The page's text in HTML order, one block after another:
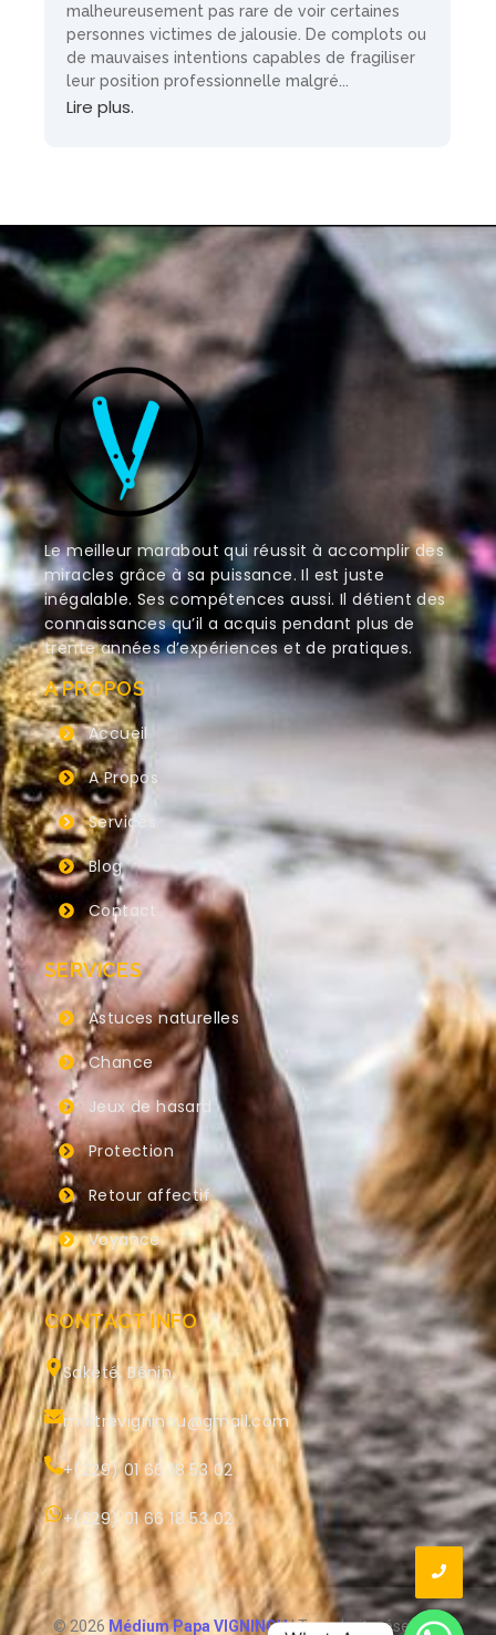
malheureusement pas rare de voir certaines
personnes victimes de jalousie. De complots ou
de mauvaises intentions capables de fragiliser
leur position professionnelle malgré...
Lire plus.
Le meilleur marabout qui réussit à accomplir des
miracles grâce à sa puissance. Il est juste
inégalable. Ses compétences aussi. Il détient des
connaissances qu’il a acquis pendant plus de
trente années d’expériences et de pratiques.
A PROPOS
Accueil
A Propos
Services
Blog
Contact
SERVICES
Astuces naturelles
Chance
Jeux de hasard
Protection
Retour affectif
Voyance
CONTACT INFO
Sakété, Bénin.
maitrevigninou@gmail.com
+(229) 01 66 18 53 02
+(229) 01 66 18 53 02
© 2026 Médium Papa VIGNINOU| Tous droits réservés.